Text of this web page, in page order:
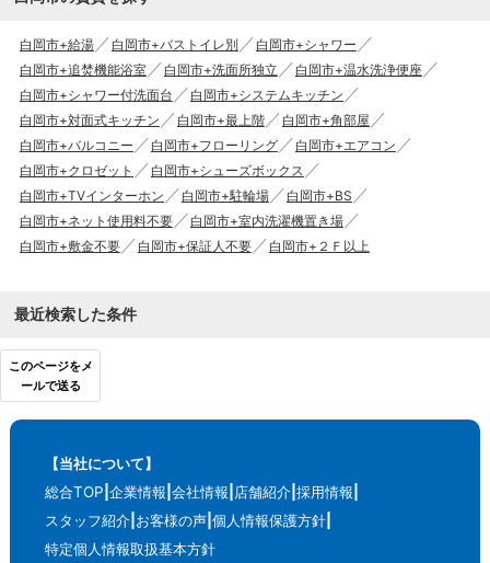
白岡市+給湯 白岡市+バストイレ別
白岡市+シャワー
白岡市+追焚機能浴室
白岡市+洗面所独立
白岡市+温水洗浄便座
白岡市+シャワー付洗面台
白岡市+システムキッチン
白岡市+対面式キッチン
白岡市+最上階
白岡市+角部屋
白岡市+バルコニー
白岡市+フローリング
白岡市+エアコン
白岡市+クロゼット
白岡市+シューズボックス
白岡市+TVインターホン
白岡市+駐輪場
白岡市+BS
白岡市+ネット使用料不要
白岡市+室内洗濯機置き場
白岡市+敷金不要
白岡市+保証人不要 白岡市+２Ｆ以上
最近検索した条件
このページをメ
ールで送る
【当社について】
総合TOP 企業情報 会社情報 店舗紹介 採用情報
スタッフ紹介 お客様の声 個人情報保護方針
特定個人情報取扱基本方針